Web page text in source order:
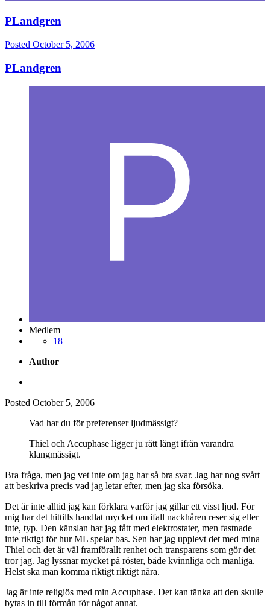
PLandgren
Posted October 5, 2006
PLandgren
Medlem
18
Author
Posted October 5, 2006
Vad har du för preferenser ljudmässigt?
Thiel och Accuphase ligger ju rätt långt ifrån varandra
klangmässigt.
Bra fråga, men jag vet inte om jag har så bra svar. Jag har nog svårt
att beskriva precis vad jag letar efter, men jag ska försöka.
Det är inte alltid jag kan förklara varför jag gillar ett visst ljud. För
mig har det hittills handlat mycket om ifall nackhåren reser sig eller
inte, typ. Den känslan har jag fått med elektrostater, men fastnade
inte riktigt för hur ML spelar bas. Sen har jag upplevt det med mina
Thiel och det är väl framförallt renhet och transparens som gör det
tror jag. Jag lyssnar mycket på röster, både kvinnliga och manliga.
Helst ska man komma riktigt riktigt nära.
Jag är inte religiös med min Accuphase. Det kan tänka att den skulle
bytas in till förmån för något annat.